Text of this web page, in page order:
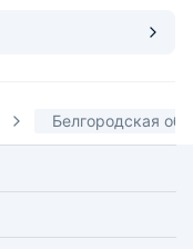
Белгородская